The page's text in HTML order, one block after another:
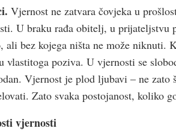
Vjernost ne zatvara čovjeka u
U braku rađa obitelj, u
bez kojega ništa ne može niknuti.
vlastitoga poziva. U vjernosti se
Vjernost je plod ljubavi – ne zato
Zato svaka postojanost, koliko
vjernosti